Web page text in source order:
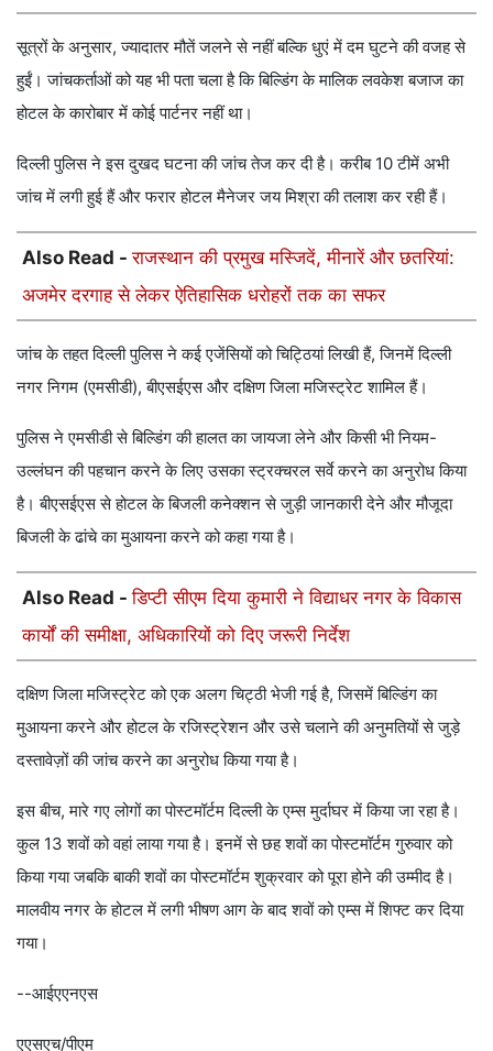
सूत्रों के अनुसार, ज्‍यादातर मौतें जलने से नहीं बल्कि धुएं में दम घुटने की वजह से
हुईं। जांचकर्ताओं को यह भी पता चला है कि बिल्डिंग के मालिक लवकेश बजाज का
होटल के कारोबार में कोई पार्टनर नहीं था।
दिल्ली पुलिस ने इस दुखद घटना की जांच तेज कर दी है। करीब 10 टीमें अभी
जांच में लगी हुई हैं और फरार होटल मैनेजर जय मिश्रा की तलाश कर रही हैं।
Also Read -राजस्थान की प्रमुख मस्जिदें, मीनारें और छतरियां:
अजमेर दरगाह से लेकर ऐतिहासिक धरोहरों तक का सफर
जांच के तहत दिल्ली पुलिस ने कई एजेंसियों को चिट्ठियां लिखी हैं, जिनमें दिल्ली
नगर निगम (एमसीडी), बीएसईएस और दक्षिण जिला मजिस्ट्रेट शामिल हैं।
पुलिस ने एमसीडी से बिल्डिंग की हालत का जायजा लेने और किसी भी नियम-
उल्लंघन की पहचान करने के लिए उसका स्ट्रक्चरल सर्वे करने का अनुरोध किया
है। बीएसईएस से होटल के बिजली कनेक्शन से जुड़ी जानकारी देने और मौजूदा
बिजली के ढांचे का मुआयना करने को कहा गया है।
Also Read -डिप्टी सीएम दिया कुमारी ने विद्याधर नगर के विकास
कार्यों की समीक्षा, अधिकारियों को दिए जरूरी निर्देश
दक्षिण जिला मजिस्ट्रेट को एक अलग चिट्ठी भेजी गई है, जिसमें बिल्डिंग का
मुआयना करने और होटल के रजिस्ट्रेशन और उसे चलाने की अनुमतियों से जुड़े
दस्तावेज़ों की जांच करने का अनुरोध किया गया है।
इस बीच, मारे गए लोगों का पोस्टमॉर्टम दिल्ली के एम्‍स मुर्दाघर में किया जा रहा है।
कुल 13 शवों को वहां लाया गया है। इनमें से छह शवों का पोस्टमॉर्टम गुरुवार को
किया गया जबकि बाकी शवों का पोस्टमॉर्टम शुक्रवार को पूरा होने की उम्मीद है।
मालवीय नगर के होटल में लगी भीषण आग के बाद शवों को एम्‍स में शिफ्ट कर दिया
गया।
--आईएएनएस
एएसएच/पीएम